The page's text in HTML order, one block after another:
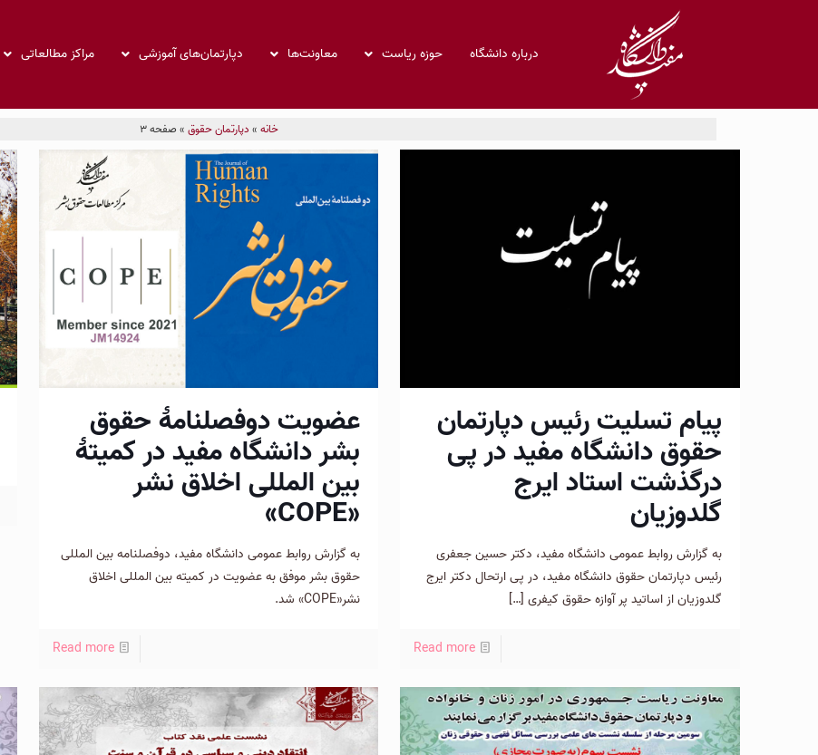
درباره دانشگاه حوزه ریاست معاونت‌ها دپارتمان‌های آموزشی مراکز مطالعاتی
خانه » دپارتمان حقوق » صفحه 3
پیام تسلیت رئیس دپارتمان
حقوق دانشگاه مفید در پی
درگذشت استاد ایرج
گلدوزیان
به گزارش روابط عمومی دانشگاه مفید، دکتر حسین جعفری
رئیس دپارتمان حقوق دانشگاه مفید، در پی ارتحال دکتر ایرج
گلدوزیان از اساتید پر آوازه حقوق کیفری[…]
Read more
عضویت دوفصلنامۀ حقوق
بشر دانشگاه مفید در کمیتۀ
بین المللی اخلاق نشر
«COPE»
به گزارش روابط عمومی دانشگاه مفید، دوفصلنامه بین المللی
حقوق بشر موفق به عضویت در کمیته بین المللی اخلاق
نشر«COPE» شد.
Read more